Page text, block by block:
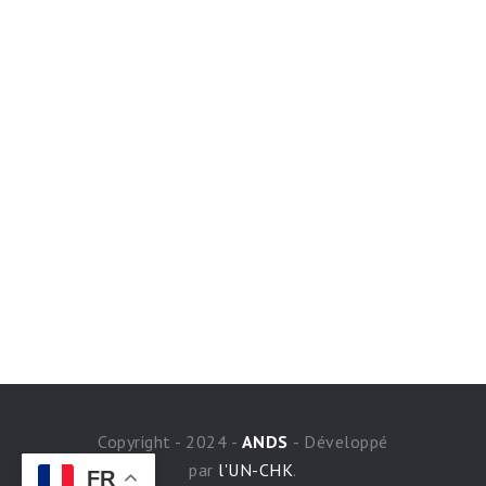
Copyright - 2024 - ANDS - Développé
par l'UN-CHK.
FR